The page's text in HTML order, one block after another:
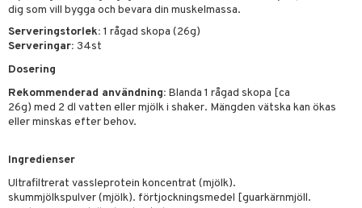
dig som vill bygga och bevara din muskelmassa.
Serveringstorlek: 1 rågad skopa (26g)
Serveringar: 34st
Dosering
Rekommenderad användning: Blanda 1 rågad skopa [ca
26g) med 2 dl vatten eller mjölk i shaker. Mängden vätska kan ökas
eller minskas efter behov.
Ingredienser
Ultrafiltrerat vassleprotein koncentrat (mjölk).
skummjölkspulver (mjölk). förtjockningsmedel [guarkärnmjöll.